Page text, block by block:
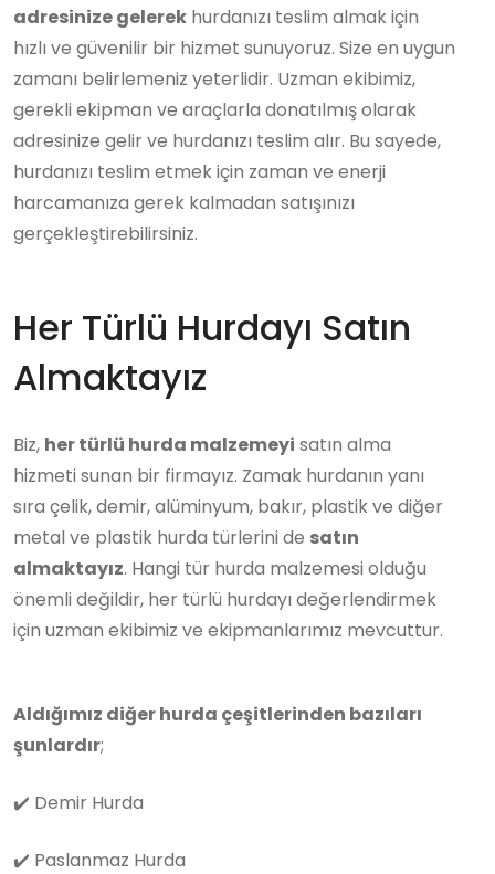
adresinize gelerek hurdanızı teslim almak için
hızlı ve güvenilir bir hizmet sunuyoruz. Size en uygun
zamanı belirlemeniz yeterlidir. Uzman ekibimiz,
gerekli ekipman ve araçlarla donatılmış olarak
adresinize gelir ve hurdanızı teslim alır. Bu sayede,
hurdanızı teslim etmek için zaman ve enerji
harcamanıza gerek kalmadan satışınızı
gerçekleştirebilirsiniz.
Her Türlü Hurdayı Satın
Almaktayız
Biz, her türlü hurda malzemeyi satın alma
hizmeti sunan bir firmayız. Zamak hurdanın yanı
sıra çelik, demir, alüminyum, bakır, plastik ve diğer
metal ve plastik hurda türlerini de satın
almaktayız. Hangi tür hurda malzemesi olduğu
önemli değildir, her türlü hurdayı değerlendirmek
için uzman ekibimiz ve ekipmanlarımız mevcuttur.
Aldığımız diğer hurda çeşitlerinden bazıları
şunlardır;
✔️ Demir Hurda
✔️ Paslanmaz Hurda